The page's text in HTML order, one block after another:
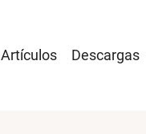
Artículos Descargas